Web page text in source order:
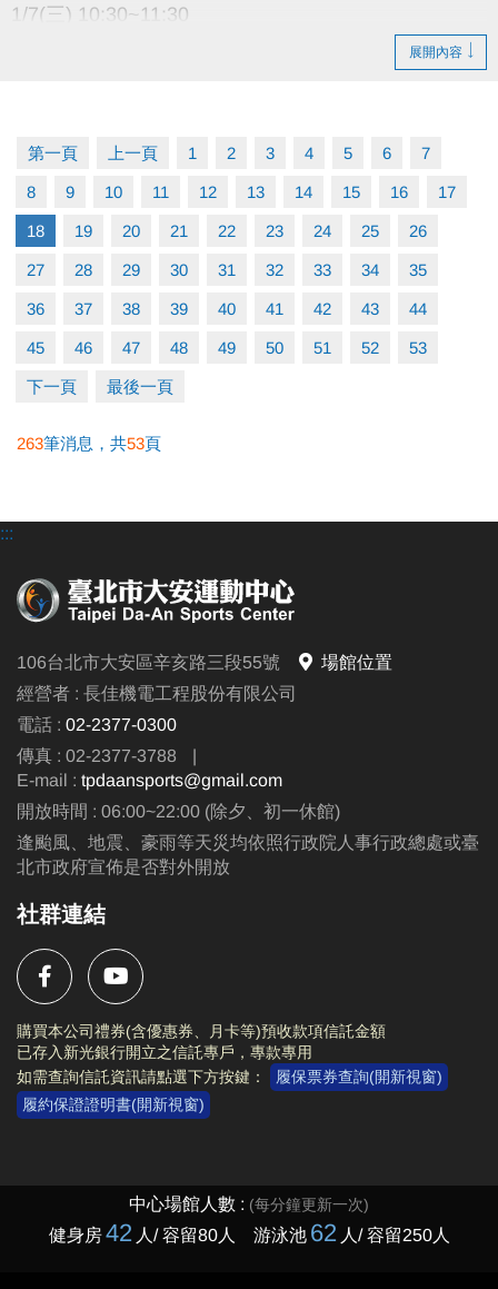
1/7(三) 10:30~11:30
※加碼好禮規範：須現場出示成功加入畫面，講座開始
後發放，數量有限，送完為止。
主辦：
展開內容
第一頁 上一頁 1 2 3 4 5 6 7
8 9 10 11 12 13 14 15 16 17
18 19 20 21 22 23 24 25 26
27 28 29 30 31 32 33 34 35
36 37 38 39 40 41 42 43 44
45 46 47 48 49 50 51 52 53
下一頁 最後一頁
263筆消息，共53頁
:::
106台北市大安區辛亥路三段55號
場館位置
經營者 : 長佳機電工程股份有限公司
電話 : 02-2377-0300
傳真 : 02-2377-3788
|
E-mail : tpdaansports@gmail.com
開放時間 : 06:00~22:00 (除夕、初一休館)
逢颱風、地震、豪雨等天災均依照行政院人事行政總處或臺
北市政府宣佈是否對外開放
社群連結
購買本公司禮券(含優惠券、月卡等)預收款項信託金額
已存入新光銀行開立之信託專戶，專款專用
如需查詢信託資訊請點選下方按鍵：
履保票券查詢(開新視窗)
履約保證證明書(開新視窗)